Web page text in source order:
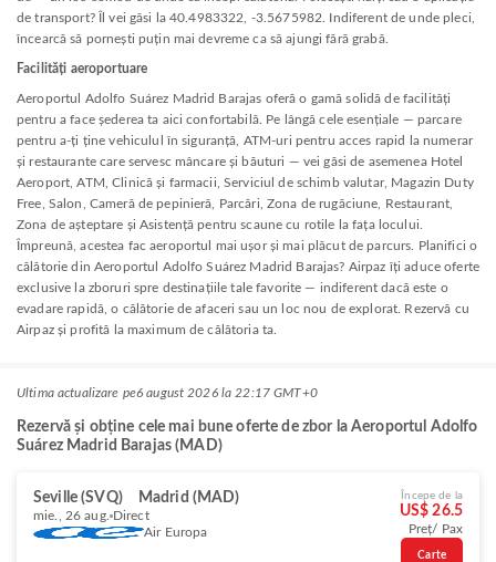
de transport? Îl vei găsi la 40.4983322, -3.5675982. Indiferent de unde pleci,
încearcă să pornești puțin mai devreme ca să ajungi fără grabă.
Facilități aeroportuare
Aeroportul Adolfo Suárez Madrid Barajas oferă o gamă solidă de facilități
pentru a face șederea ta aici confortabilă. Pe lângă cele esențiale — parcare
pentru a-ți ține vehiculul în siguranță, ATM-uri pentru acces rapid la numerar
și restaurante care servesc mâncare și băuturi — vei găsi de asemenea Hotel
Aeroport, ATM, Clinică și farmacii, Serviciul de schimb valutar, Magazin Duty
Free, Salon, Cameră de pepinieră, Parcări, Zona de rugăciune, Restaurant,
Zona de așteptare și Asistență pentru scaune cu rotile la fața locului.
Împreună, acestea fac aeroportul mai ușor și mai plăcut de parcurs. Planifici o
călătorie din Aeroportul Adolfo Suárez Madrid Barajas? Airpaz îți aduce oferte
exclusive la zboruri spre destinațiile tale favorite — indiferent dacă este o
evadare rapidă, o călătorie de afaceri sau un loc nou de explorat. Rezervă cu
Airpaz și profită la maximum de călătoria ta.
Ultima actualizare pe6 august 2026 la 22:17 GMT+0
Rezervă și obține cele mai bune oferte de zbor la Aeroportul Adolfo
Suárez Madrid Barajas (MAD)
Seville (SVQ) Madrid (MAD)
mie., 26 aug. Direct
Air Europa
Începe de la
US$ 26.5
Preț/ Pax
Carte